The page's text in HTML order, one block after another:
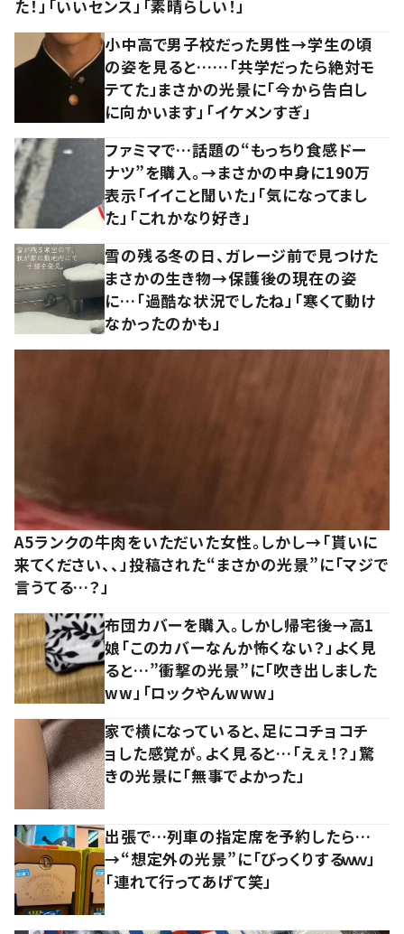
た！」「いいセンス」「素晴らしい！」
小中高で男子校だった男性→学生の頃
の姿を見ると……「共学だったら絶対モ
テてた」まさかの光景に「今から告白し
に向かいます」「イケメンすぎ」
ファミマで…話題の“もっちり食感ドー
ナツ”を購入。→まさかの中身に190万
表示「イイこと聞いた」「気になってまし
た」「これかなり好き」
雪の残る冬の日、ガレージ前で見つけた
まさかの生き物→保護後の現在の姿
に…「過酷な状況でしたね」「寒くて動け
なかったのかも」
A5ランクの牛肉をいただいた女性。しかし→「貰いに
来てください、、」投稿された“まさかの光景”に「マジで
言うてる…？」
布団カバーを購入。しかし帰宅後→高1
娘「このカバーなんか怖くない？」よく見
ると…”衝撃の光景”に「吹き出しました
ww」「ロックやんwww」
家で横になっていると、足にコチョコチ
ョした感覚が。よく見ると…「えぇ！？」驚
きの光景に「無事でよかった」
出張で…列車の指定席を予約したら…
→“想定外の光景”に「びっくりするｗｗ」
「連れて行ってあげて笑」